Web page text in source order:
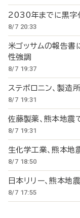
2030年までに黒字
8/7 20:33
米ゴッサムの報告
性強調
8/7 19:37
ステボロニン、製
8/7 19:31
佐藤製薬、熊本地
8/7 19:31
生化学工業、熊本
8/7 18:50
日本リリー、熊本
8/7 17:55